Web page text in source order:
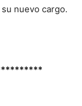
nuevo cargo.